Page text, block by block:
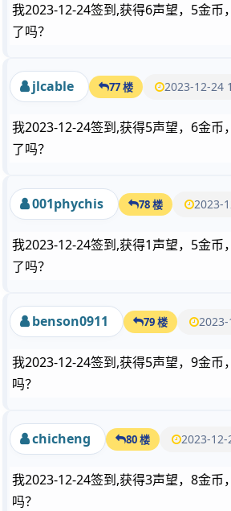
我2023-12-24签到,获得6声望，5金币
了吗？
jlcable 77 楼 2023-12-24
我2023-12-24签到,获得5声望，6金币
了吗？
001phychis 78 楼 2023-
我2023-12-24签到,获得1声望，5金币
了吗？
benson0911 79 楼
我2023-12-24签到,获得5声望，9金币
吗？
chicheng 80 楼 2023-12-
我2023-12-24签到,获得3声望，8金币
吗？